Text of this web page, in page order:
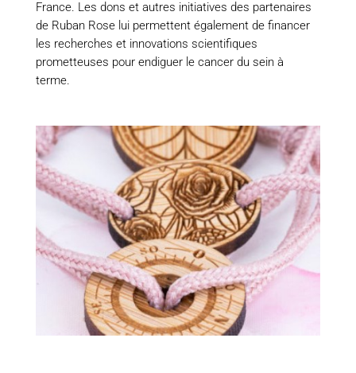
France. Les dons et autres initiatives des partenaires
de Ruban Rose lui permettent également de financer
les recherches et innovations scientifiques
prometteuses pour endiguer le cancer du sein à
terme.